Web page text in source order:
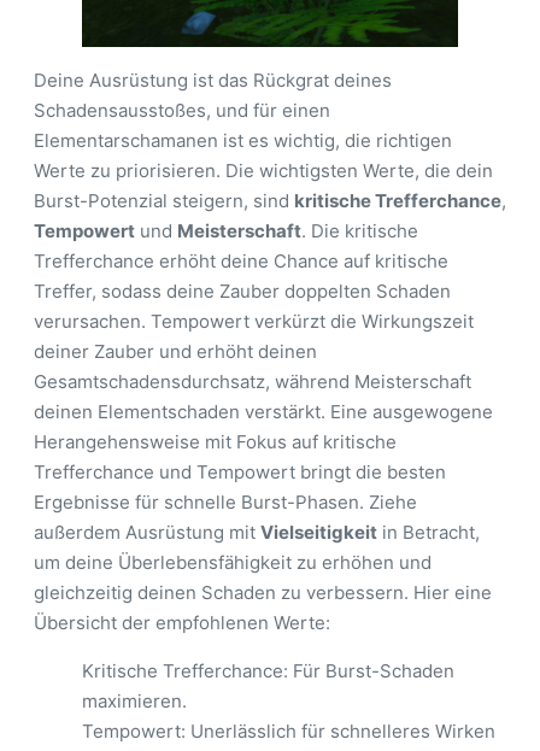
Deine Ausrüstung ist das Rückgrat deines
Schadensausstoßes, und für einen
Elementarschamanen ist es wichtig, die richtigen
Werte zu priorisieren. Die wichtigsten Werte, die dein
Burst-Potenzial steigern, sind kritische Trefferchance,
Tempowert und Meisterschaft. Die kritische
Trefferchance erhöht deine Chance auf kritische
Treffer, sodass deine Zauber doppelten Schaden
verursachen. Tempowert verkürzt die Wirkungszeit
deiner Zauber und erhöht deinen
Gesamtschadensdurchsatz, während Meisterschaft
deinen Elementschaden verstärkt. Eine ausgewogene
Herangehensweise mit Fokus auf kritische
Trefferchance und Tempowert bringt die besten
Ergebnisse für schnelle Burst-Phasen. Ziehe
außerdem Ausrüstung mit Vielseitigkeit in Betracht,
um deine Überlebensfähigkeit zu erhöhen und
gleichzeitig deinen Schaden zu verbessern. Hier eine
Übersicht der empfohlenen Werte:
Kritische Trefferchance: Für Burst-Schaden
maximieren.
Tempowert: Unerlässlich für schnelleres Wirken